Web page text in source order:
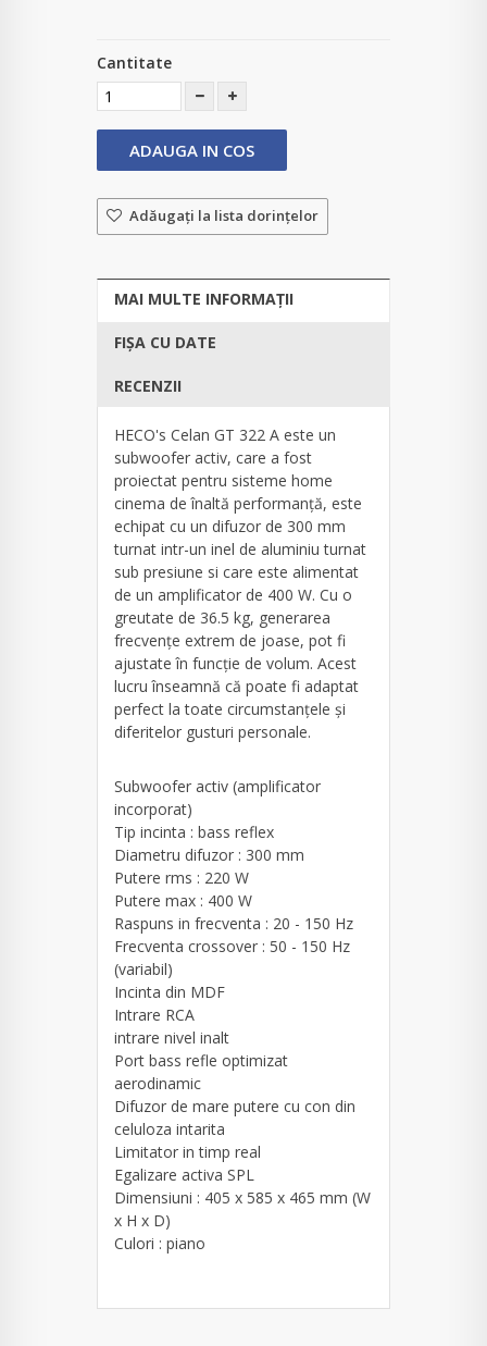
Cantitate
ADAUGA IN COS
Adăugaţi la lista dorinţelor
MAI MULTE INFORMAȚII
FIȘA CU DATE
RECENZII
HECO's Celan GT 322 A este un
subwoofer activ, care a fost
proiectat pentru sisteme home
cinema de înaltă performanță, este
echipat cu un difuzor de 300 mm
turnat intr-un inel de aluminiu turnat
sub presiune si care este alimentat
de un amplificator de 400 W. Cu o
greutate de 36.5 kg, generarea
frecvențe extrem de joase, pot fi
ajustate în funcție de volum. Acest
lucru înseamnă că poate fi adaptat
perfect la toate circumstanțele și
diferitelor gusturi personale.
Subwoofer activ (amplificator
incorporat)
Tip incinta : bass reflex
Diametru difuzor : 300 mm
Putere rms : 220 W
Putere max : 400 W
Raspuns in frecventa : 20 - 150 Hz
Frecventa crossover : 50 - 150 Hz
(variabil)
Incinta din MDF
Intrare RCA
intrare nivel inalt
Port bass refle optimizat
aerodinamic
Difuzor de mare putere cu con din
celuloza intarita
Limitator in timp real
Egalizare activa SPL
Dimensiuni : 405 x 585 x 465 mm (W
x H x D)
Culori : piano